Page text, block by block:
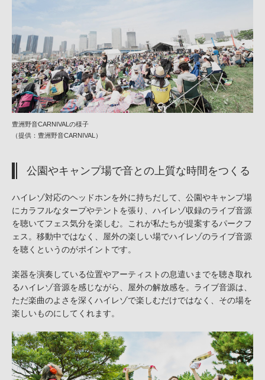
豊洲野音CARNIVALの様子
（提供：豊洲野音CARNIVAL）
公園やキャンプ場で音との上質な時間をつくる
ハイレゾ対応のヘッドホンを外に持ちだして、公園やキャンプ場
にカラフルなタープやテントを張り、ハイレゾ収録のライブ音源
を聴いてフェス気分を楽しむ。これが私たちが提案するパークフ
ェス。移動中ではなく、屋外の楽しい場でハイレゾのライブ音源
を聴くというのがポイントです。
楽器を演奏している位置やアーティストの息遣いまでを聴き取れ
るハイレゾ音源を感じながら、屋外の解放感を。ライブ音源は、
ただ楽曲のよさを深くハイレゾで楽しむだけではなく、その場を
楽しいものにしてくれます。